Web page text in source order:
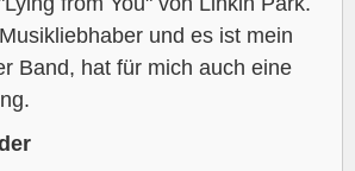
und es ist mein
Band, hat für mich auch eine